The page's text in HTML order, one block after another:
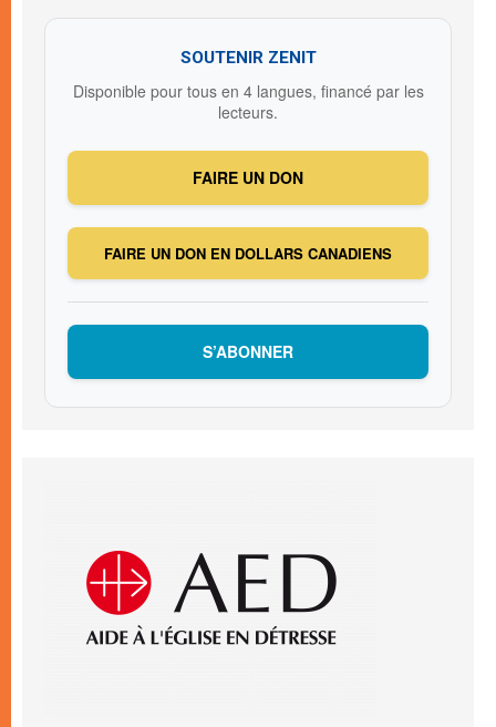
SOUTENIR ZENIT
Disponible pour tous en 4 langues, financé par les
lecteurs.
FAIRE UN DON
FAIRE UN DON EN DOLLARS CANADIENS
S’ABONNER